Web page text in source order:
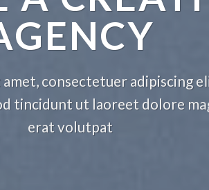
consectetuer adipiscing
tincidunt ut laoreet dolore
erat volutpat